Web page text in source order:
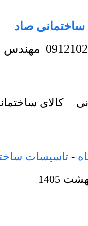
صاد
مهندس
کالای
- تاسیسات